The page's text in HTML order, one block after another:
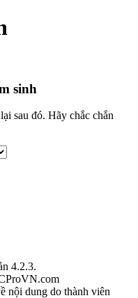
sinh
sau đó. Hãy chắc chắn
4.2.3.
nội dung do thành viên